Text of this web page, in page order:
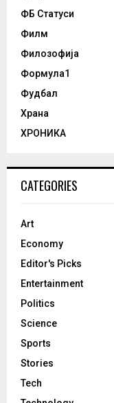
ФБ Статуси
Филм
Филозофија
Формула1
Фудбал
Храна
ХРОНИКА
CATEGORIES
Art
Economy
Editor's Picks
Entertainment
Politics
Science
Sports
Stories
Tech